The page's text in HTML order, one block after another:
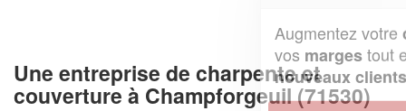
Une entreprise de charpente et
couverture à Champforgeuil (71530)
chiffre d'affaireset
tout en gagnant de
nouveaux clients!